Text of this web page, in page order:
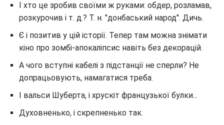
І хто це зробив своїми ж руками: обдер, розламав,
розкурочив і т. д.? Т. н. "донбаський народ". Дичь.
Є і позитив у цій історії. Тепер там можна знімати
кіно про зомбі-апокаліпсис навіть без декорацій.
А чого вступні кабелі з підстанції не сперли? Не
допрацьовують, намагатися треба.
І вальси Шуберта, і хрускіт французької булки...
Духовненько, і скрепненько так.